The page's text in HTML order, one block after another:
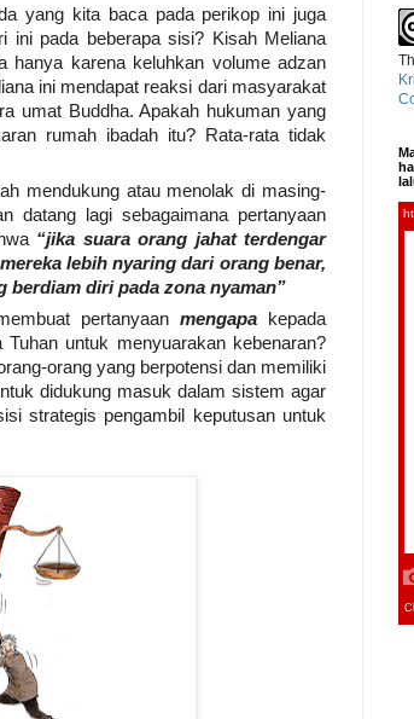
yang kita baca pada perikop ini juga
ini pada beberapa sisi? Kisah Meliana
hanya karena keluhkan volume adzan
ini mendapat reaksi dari masyarakat
umat Buddha. Apakah hukuman yang
rumah ibadah itu? Rata-rata tidak
mendukung atau menolak di masing-
datang lagi sebagaimana pertanyaan
“jika suara orang jahat terdengar
lebih nyaring dari orang benar,
berdiam diri pada zona nyaman”
pertanyaanmengapa kepada
untuk menyuarakan kebenaran?
orang yang berpotensi dan memiliki
didukung masuk dalam sistem agar
strategis pengambil keputusan untuk